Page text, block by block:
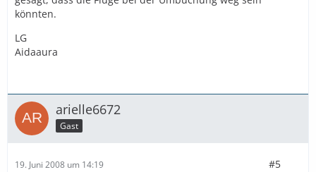
könnten.
LG
Aidaaura
arielle6672
Gast
19. Juni 2008 um 14:19 #5